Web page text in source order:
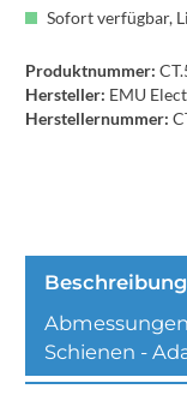
Sofort verfügbar,
Produktnummer:
Hersteller: EMU
Herstellernummer:
Beschreibung
Schienen -